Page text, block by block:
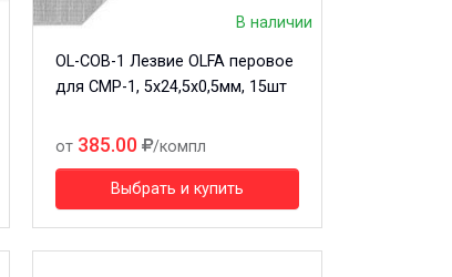
В наличии
OL-COB-1 Лезвие OLFA перовое
для CMP-1, 5х24,5х0,5мм, 15шт
от 385.00 /компл
Выбрать и купить